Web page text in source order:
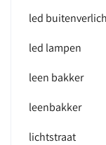
led
led lampen
leen bakker
leenbakker
lichtstraat